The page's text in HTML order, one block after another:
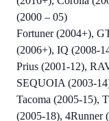
(2000 – 05)
Fortuner (2004+),
(2006+), IQ (2008-
Prius (2001-12),
SEQUOIA (2003-
Tacoma (2005-15),
(2005-18), 4Runner